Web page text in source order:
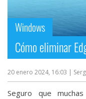
Operadores
Trucos
y
Tutoriales
Windows
Cómo eliminar
20 enero 2024, 16:03 |
Seguro que